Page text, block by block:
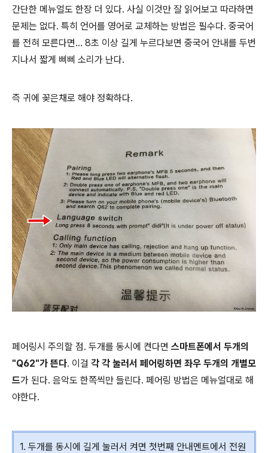
간단한 메뉴얼도 한장 더 있다. 사실 이것만 잘 읽어보고 따라하면
문제는 없다. 특히 언어를 영어로 교체하는 방법은 필수다. 중국어
를 전혀 모른다면... 8초 이상 길게 누르다보면 중국어 안내를 두번
지나서 짧게 삐삐 소리가 난다.
즉 귀에 꽂은채로 해야 정확하다.
페어링시 주의할 점. 두개를 동시에 켠다면 스마트폰에서 두개의
"Q62"가 뜬다. 이걸 각 각 눌러서 페어링하면 좌우 두개의 개별모
드가 된다. 음악도 한쪽씩만 들린다. 페어링 방법은 메뉴얼대로 해
야한다.
1. 두개를 동시에 길게 눌러서 켜면 첫번째 안내멘트에서 전원